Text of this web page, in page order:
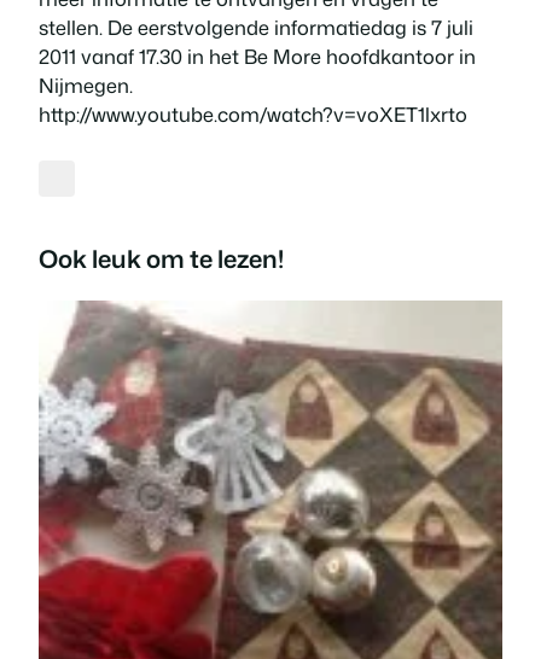
stellen. De eerstvolgende informatiedag is 7 juli
2011 vanaf 17.30 in het Be More hoofdkantoor in
Nijmegen.
http://www.youtube.com/watch?v=voXET1lxrto
Ook leuk om te lezen!